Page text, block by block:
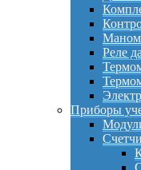
Реле
Приборы